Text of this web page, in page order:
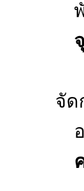
พั
จุ
จัด
อ
ค